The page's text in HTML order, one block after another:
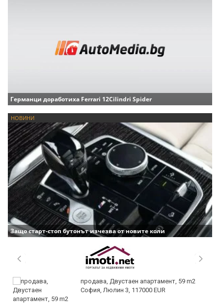
Германци доработиха Ferrari 12Cilindri Spider
НОВИНИ
Защо старт-стоп бутонът изчезва от новите коли
продава, Двустаен апартамент, 59 m2
София, Люлин 3, 117000 EUR